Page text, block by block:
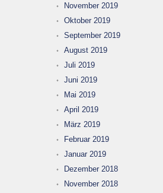
November 2019
Oktober 2019
September 2019
August 2019
Juli 2019
Juni 2019
Mai 2019
April 2019
März 2019
Februar 2019
Januar 2019
Dezember 2018
November 2018